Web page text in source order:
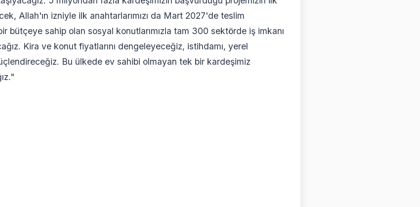
Allah'ın izniyle ilk anahtarlarımızı da Mart 2027'de teslim
bütçeye sahip olan sosyal konutlarımızla tam 300 sektörde iş imkanı
Kira ve konut fiyatlarını dengeleyeceğiz, istihdamı, yerel
Bu ülkede ev sahibi olmayan tek bir kardeşimiz